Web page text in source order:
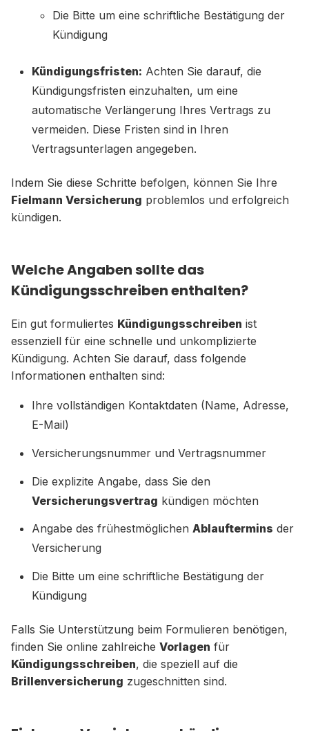
Die Bitte um eine schriftliche Bestätigung der
Kündigung
Kündigungsfristen: Achten Sie darauf, die
Kündigungsfristen einzuhalten, um eine
automatische Verlängerung Ihres Vertrags zu
vermeiden. Diese Fristen sind in Ihren
Vertragsunterlagen angegeben.
Indem Sie diese Schritte befolgen, können Sie Ihre
Fielmann Versicherung problemlos und erfolgreich
kündigen.
Welche Angaben sollte das
Kündigungsschreiben enthalten?
Ein gut formuliertes Kündigungsschreiben ist
essenziell für eine schnelle und unkomplizierte
Kündigung. Achten Sie darauf, dass folgende
Informationen enthalten sind:
Ihre vollständigen Kontaktdaten (Name, Adresse,
E-Mail)
Versicherungsnummer und Vertragsnummer
Die explizite Angabe, dass Sie den
Versicherungsvertrag kündigen möchten
Angabe des frühestmöglichen Ablauftermins der
Versicherung
Die Bitte um eine schriftliche Bestätigung der
Kündigung
Falls Sie Unterstützung beim Formulieren benötigen,
finden Sie online zahlreiche Vorlagen für
Kündigungsschreiben, die speziell auf die
Brillenversicherung zugeschnitten sind.